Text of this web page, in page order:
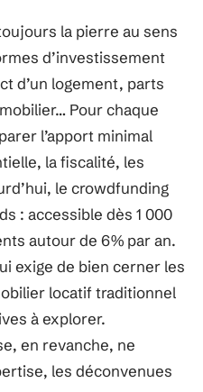
la pierre au sens
d’investissement
d’un logement, parts
Pour chaque
l’apport minimal
la fiscalité, les
le crowdfunding
: accessible dès 1 000
autour de 6% par an.
exige de bien cerner les
locatif traditionnel
à explorer.
en revanche, ne
les déconvenues